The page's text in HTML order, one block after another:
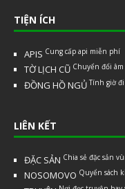
TIỆN ÍCH
APIS Cung cấp api miễn phí
TỜ LỊCH CŨ Chuyển đổi
ĐỒNG HỒ NGỦ Tính giờ
LIÊN KẾT
ĐẶC SẢN Chia sẻ đặc sản
NOSOMOVO Quyển sách